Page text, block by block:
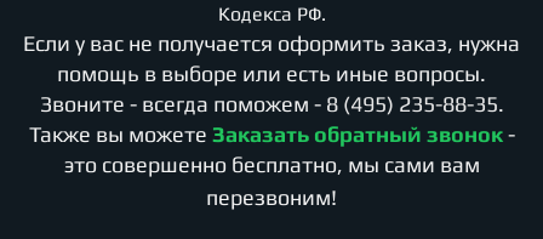
Кодекса РФ.
Если у вас не получается оформить заказ, нужна
помощь в выборе или есть иные вопросы.
Звоните - всегда поможем - 8 (495) 235-88-35.
Также вы можете Заказать обратный звонок -
это совершенно бесплатно, мы сами вам
перезвоним!